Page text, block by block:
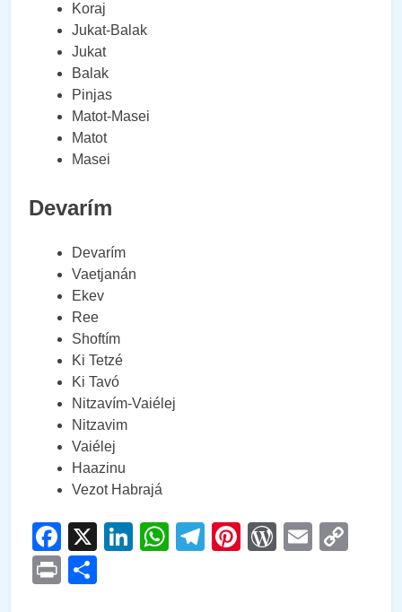
Koraj
Jukat-Balak
Jukat
Balak
Pinjas
Matot-Masei
Matot
Masei
Devarím
Devarím
Vaetjanán
Ekev
Ree
Shoftím
Ki Tetzé
Ki Tavó
Nitzavím-Vaiélej
Nitzavim
Vaiélej
Haazinu
Vezot Habrajá
Facebook
X LinkedIn
WhatsApp
Telegram
PinterestEmail
Print